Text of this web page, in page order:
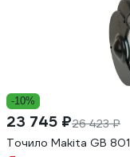
-10%
23 745 ₽26 423 ₽
Точило Makita GB 801